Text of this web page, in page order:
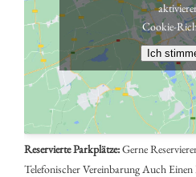
Cookie-
Ich
Reservierte Parkplätze:Gerne
Telefonischer Vereinbarung Auch